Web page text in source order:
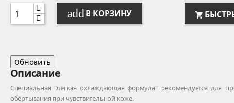
add В КОРЗИНУ
Описание
Специальная "лёгкая охлаждающая формула" рекомендуется для
обёртывания при чувствительной коже.